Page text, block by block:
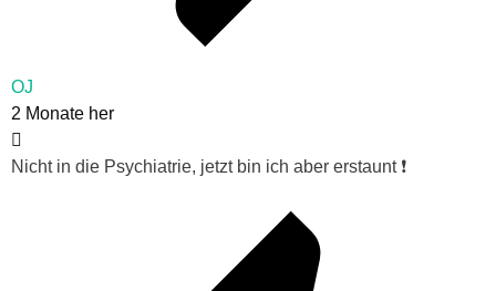
OJ
2 Monate her
Nicht in die Psychiatrie, jetzt bin ich aber erstaunt ❗